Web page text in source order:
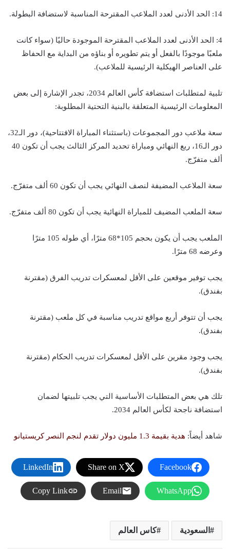
14: الحد الأدنى لعدد الملاعب المقترحة المناسبة لاستضافة البطولة.
4: الحد الأدنى لعدد الملاعب المقترحة الموجودة حاليًا (سواء كانت
ملعبًا موجودًا بالفعل أو يتم تطويره أو بناؤه من البداية مع الحفاظ
على العناصر الهيكلية الرئيسية للملاعب).
تلبية لمتطلبات استضافة كأس العالم 2034، تجدر الإشارة إلى بعض
المعلومات الرئيسية المتعلقة بالبنية التحتية المطلوبة:
سعة ملاعب دور المجموعات (باستثناء المباراة الافتتاحية)، دور الـ32،
دور الـ16، ربع النهائي ومباراة تحديد المركز الثالث يجب أن تكون 40
ألف متفرّج.
سعة الملاعب المضيفة لنصف النهائي يجب أن تكون 60 ألف متفرّج.
سعة الملعب المضيف للمباراة النهائية يجب أن تكون 80 ألف متفرّج.
الملعب يجب أن يكون بحجم 105*68 مترًا، أي طوله 105 مترًا
وعرضه 68 مترًا.
يجب توفير موقعين على الأقل لمعسكرات تدريب الفرق (مقترنة
بفندق).
يجب أن تتوفر أربع مواقع تدريب مناسبة في كل ملعب (مقترنة
بفندق).
يجب وجود مقرين على الأقل لمعسكرات تدريب الحكام (مقترنة
بفندق).
تلك هي بعض المتطلبات الأساسية التي يجب تلبيتها لضمان
استضافة ناجحة لكأس العالم 2034.
شاهد أيضاً: هدية بقيمة 1.3 مليون دولار تقدم لنجم النصر كريستيانو
Facebook
Share on X
LinkedIn
WhatsApp
Email
Copy Link
السعودية كاس العالم